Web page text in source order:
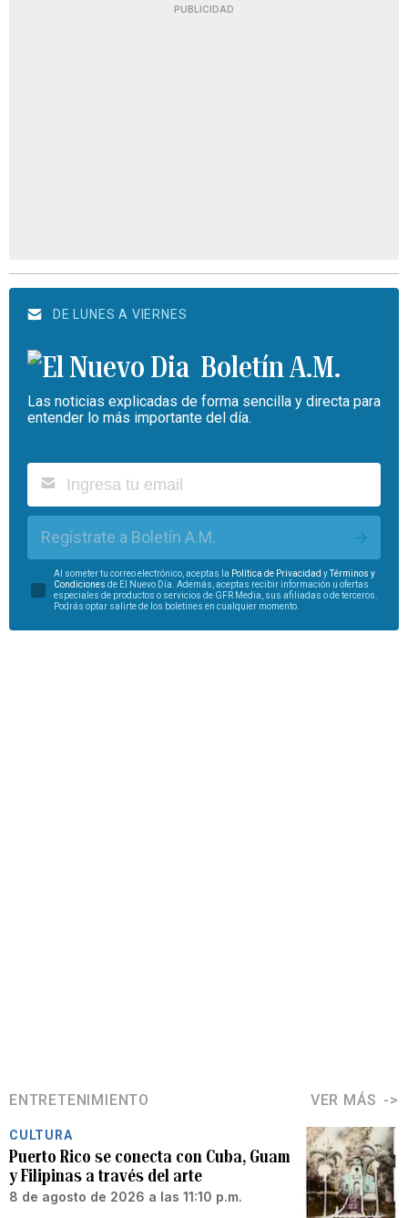
PUBLICIDAD
DE LUNES A VIERNES
Boletín A.M.
Las noticias explicadas de forma sencilla y directa para
entender lo más importante del día.
Regístrate a Boletín A.M.
Al someter tu correo electrónico, aceptas la Política de Privacidad yTérminos y
Condiciones de El Nuevo Día. Además, aceptas recibir información u ofertas
especiales de productos o servicios de GFR Media, sus afiliadas o de terceros.
Podrás optar salirte de los boletines en cualquier momento.
ENTRETENIMIENTO VER MÁS
CULTURA
Puerto Rico se conecta con Cuba, Guam
y Filipinas a través del arte
8 de agosto de 2026 a las 11:10 p.m.